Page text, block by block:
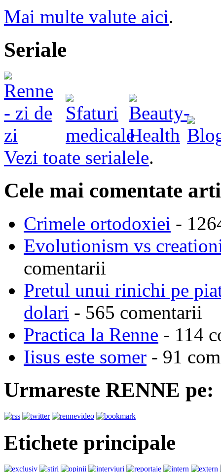
Mai multe valute aici.
Seriale
Vezi toate serialele.
Cele mai comentate
Crimele ortodoxiei -
Evolutionism vs
comentarii
Pretul unui rinichi pe
dolari - 565 comentarii
Practica la Renne - 114
Iisus este somer - 91
Urmareste RENNE pe:
Etichete principale